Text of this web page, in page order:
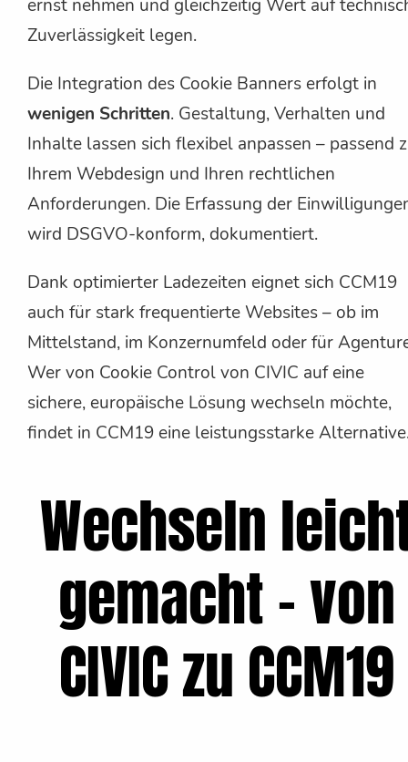
ernst nehmen und gleichzeitig Wert auf
Zuverlässigkeit legen.
Die Integration des Cookie Banners erfolgt in
wenigen Schritten. Gestaltung, Verhalten und
Inhalte lassen sich flexibel anpassen – passend
Ihrem Webdesign und Ihren rechtlichen
Anforderungen. Die Erfassung der
wird DSGVO-konform, dokumentiert.
Dank optimierter Ladezeiten eignet sich CCM19
auch für stark frequentierte Websites – ob im
Mittelstand, im Konzernumfeld oder für
Wer von Cookie Control von CIVIC auf eine
sichere, europäische Lösung wechseln möchte,
findet in CCM19 eine leistungsstarke
Wechseln
gemacht - von
CIVIC zu CCM19